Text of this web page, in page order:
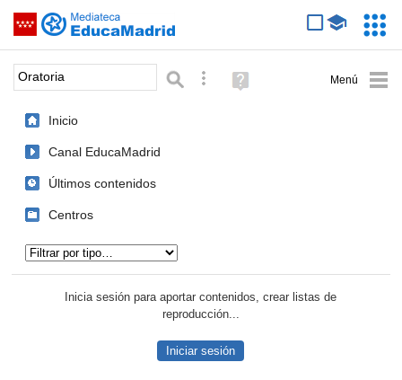
Saltar navegación
Palabra o frase: Búsqueda avanzada
Ayuda
(en
Inicio
Canal EducaMadrid
Últimos contenidos
Centros
Inicia sesión para aportar contenidos, crear listas de
reproducción...
Iniciar sesión